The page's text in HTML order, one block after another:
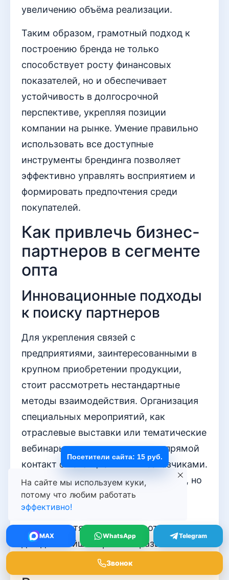
увеличению объёма реализации.
Таким образом, грамотный подход к
построению бренда не только
способствует росту финансовых
показателей, но и обеспечивает
устойчивость в долгосрочной
перспективе, укрепляя позиции
компании на рынке. Умение правильно
использовать все доступные
инструменты брендинга позволяет
эффективно управлять восприятием и
формировать предпочтения среди
покупателей.
Как привлечь бизнес-
партнеров в сегменте
опта
Инновационные подходы
к поиску партнеров
Для укрепления связей с
предприятиями, заинтересованными в
крупном приобретении продукции,
стоит рассмотреть нестандартные
методы взаимодействия. Организация
специальных мероприятий, как
отраслевые выставки или тематические
вебинары, позволяет наладить прямой
контакт с потенциальными заказчиками.
Важно не только представить товар, но
и акцентировать внимание на его
преимуществах, уникальности и
возможностях, которые он открывает
для дальнейшего роста и развития
бизнеса партнеров.
На сайте мы используем куки,
потому что любим работать
эффективно!
MAX WhatsApp Telegram
Звонок
Посетители сайта: 15 руб.